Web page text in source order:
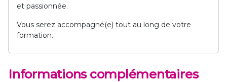
et passionnée.
Vous serez accompagné(e) tout au long de votre
formation.
Informations complémentaires